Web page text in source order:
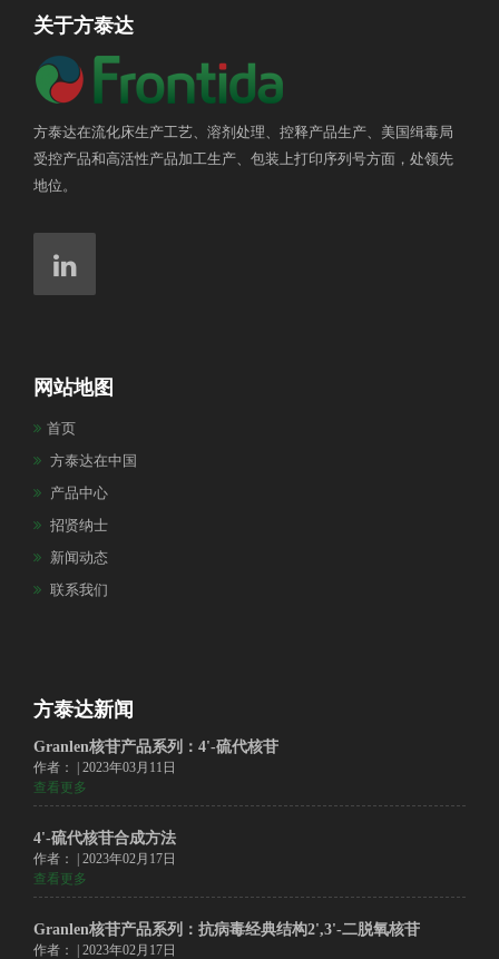
关于方泰达
方泰达在流化床生产工艺、溶剂处理、控释产品生产、美国缉毒局
受控产品和高活性产品加工生产、包装上打印序列号方面，处领先
地位。
网站地图
首页
方泰达在中国
产品中心
招贤纳士
新闻动态
联系我们
方泰达新闻
Granlen核苷产品系列：4'-硫代核苷
作者： | 2023年03月11日
查看更多
4'-硫代核苷合成方法
作者： | 2023年02月17日
查看更多
Granlen核苷产品系列：抗病毒经典结构2',3'-二脱氧核苷
作者： | 2023年02月17日